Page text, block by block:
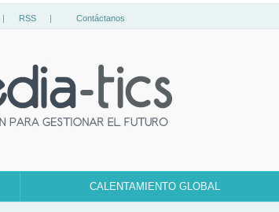
| RSS | Contáctanos
CALENTAMIENTO GLOBAL